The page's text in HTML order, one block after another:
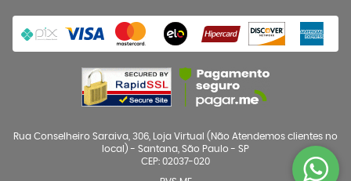
Rua Conselheiro Saraiva, 306, Loja Virtual (Não Atendemos clientes no
local) - Santana, São Paulo - SP
CEP: 02037-020